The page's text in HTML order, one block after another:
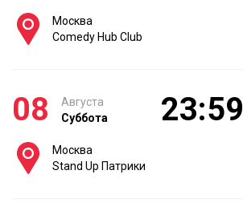
Москва
Comedy Hub Club
08
Августа
Суббота
23:59
Москва
Stand Up Патрики